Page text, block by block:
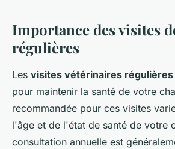
Importance des visites
régulières
Les visites vétérinaires régulières
pour maintenir la santé de votre
recommandée pour ces visites
l'âge et de l'état de santé de votre
consultation annuelle est